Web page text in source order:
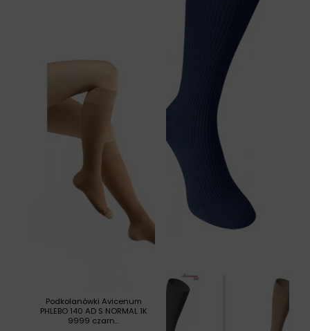
Podkolanówki Avicenum
PHLEBO 140 AD S NORMAL 1K
9999 czarn...